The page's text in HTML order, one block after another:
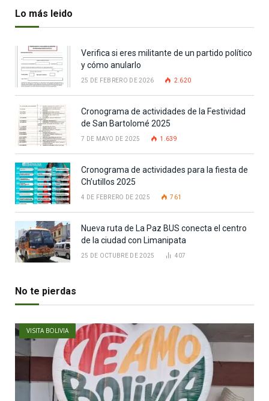
Lo más leido
Verifica si eres militante de un partido político
y cómo anularlo
25 DE FEBRERO DE 2026 2.620
Cronograma de actividades de la Festividad
de San Bartolomé 2025
7 DE MAYO DE 2025 1.639
Cronograma de actividades para la fiesta de
Ch’utillos 2025
4 DE FEBRERO DE 2025 761
Nueva ruta de La Paz BUS conecta el centro
de la ciudad con Limanipata
25 DE OCTUBRE DE 2025 407
No te pierdas
VISITA BOLIVIA